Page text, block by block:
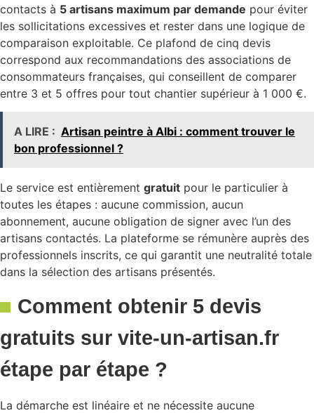
contacts à 5 artisans maximum par demande pour éviter
les sollicitations excessives et rester dans une logique de
comparaison exploitable. Ce plafond de cinq devis
correspond aux recommandations des associations de
consommateurs françaises, qui conseillent de comparer
entre 3 et 5 offres pour tout chantier supérieur à 1 000 €.
A LIRE : Artisan peintre à Albi : comment trouver le
bon professionnel ?
Le service est entièrement gratuit pour le particulier à
toutes les étapes : aucune commission, aucun
abonnement, aucune obligation de signer avec l’un des
artisans contactés. La plateforme se rémunère auprès des
professionnels inscrits, ce qui garantit une neutralité totale
dans la sélection des artisans présentés.
Comment obtenir 5 devis
gratuits sur vite-un-artisan.fr
étape par étape ?
La démarche est linéaire et ne nécessite aucune